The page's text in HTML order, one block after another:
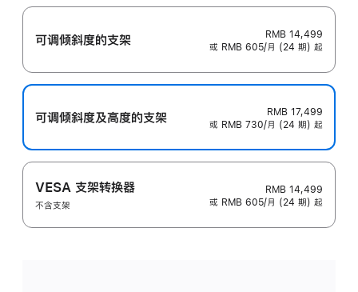
可调倾斜度的支架
RMB 14,499
或 RMB 605/月 (24 期) 起
可调倾斜度及高‍度的支‍架
RMB 17,499
或 RMB 730/月 (24 期) 起
VESA 支架转换器
不含支架
RMB 14,499
或 RMB 605/月 (24 期) 起